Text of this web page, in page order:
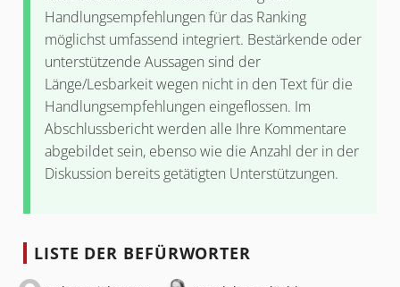
Handlungsempfehlungen für das Ranking
möglichst umfassend integriert. Bestärkende oder
unterstützende Aussagen sind der
Länge/Lesbarkeit wegen nicht in den Text für die
Handlungsempfehlungen eingeflossen. Im
Abschlussbericht werden alle Ihre Kommentare
abgebildet sein, ebenso wie die Anzahl der in der
Diskussion bereits getätigten Unterstützungen.
LISTE DER BEFÜRWORTER